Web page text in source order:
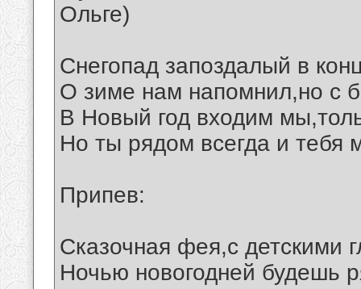
Ольге)
Снегопад запоздалый в
О зиме нам напомнил,но с
В Новый год входим
Но ты рядом всегда и тебя
Припев:
Сказочная фея,с детскими
Ночью новогодней будешь